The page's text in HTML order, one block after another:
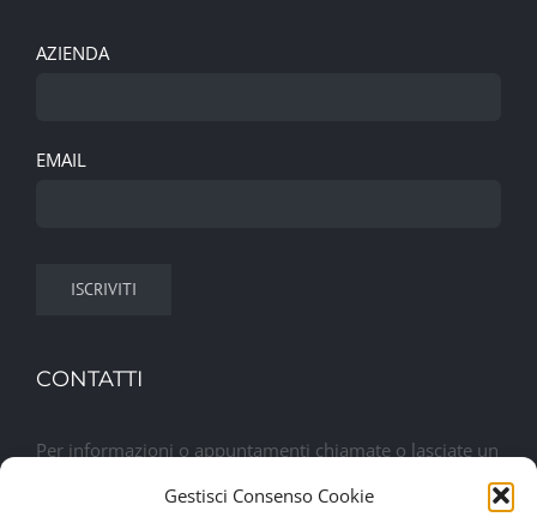
Gestisci Consenso Cookie
AZIENDA
EMAIL
CONTATTI
Per informazioni o appuntamenti chiamate o lasciate un
messaggio. Sarete contattati al più presto